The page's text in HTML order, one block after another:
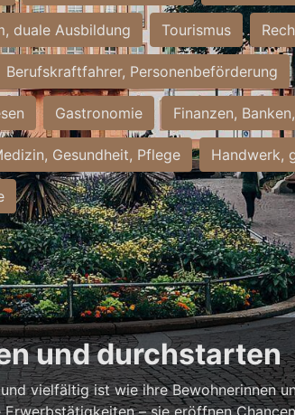
duale Ausbildung Tourismus
Berufskraftfahrer, Personenbeförderung
Gastronomie Finanzen,
Gesundheit, Pflege Handwerk,
und durchstarten
vielfältig ist wie ihre Bewohnerinnen